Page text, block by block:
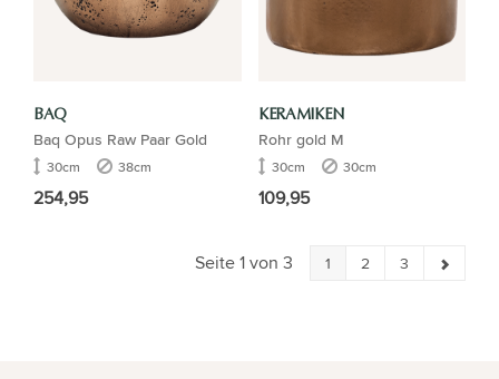
BAQ
Baq Opus Raw Paar Gold
30cm 38cm
254,95
KERAMIKEN
Rohr gold M
30cm 30cm
109,95
Seite 1 von 3 1 2 3